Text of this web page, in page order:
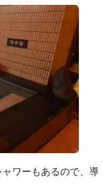
ワーもあるので、導